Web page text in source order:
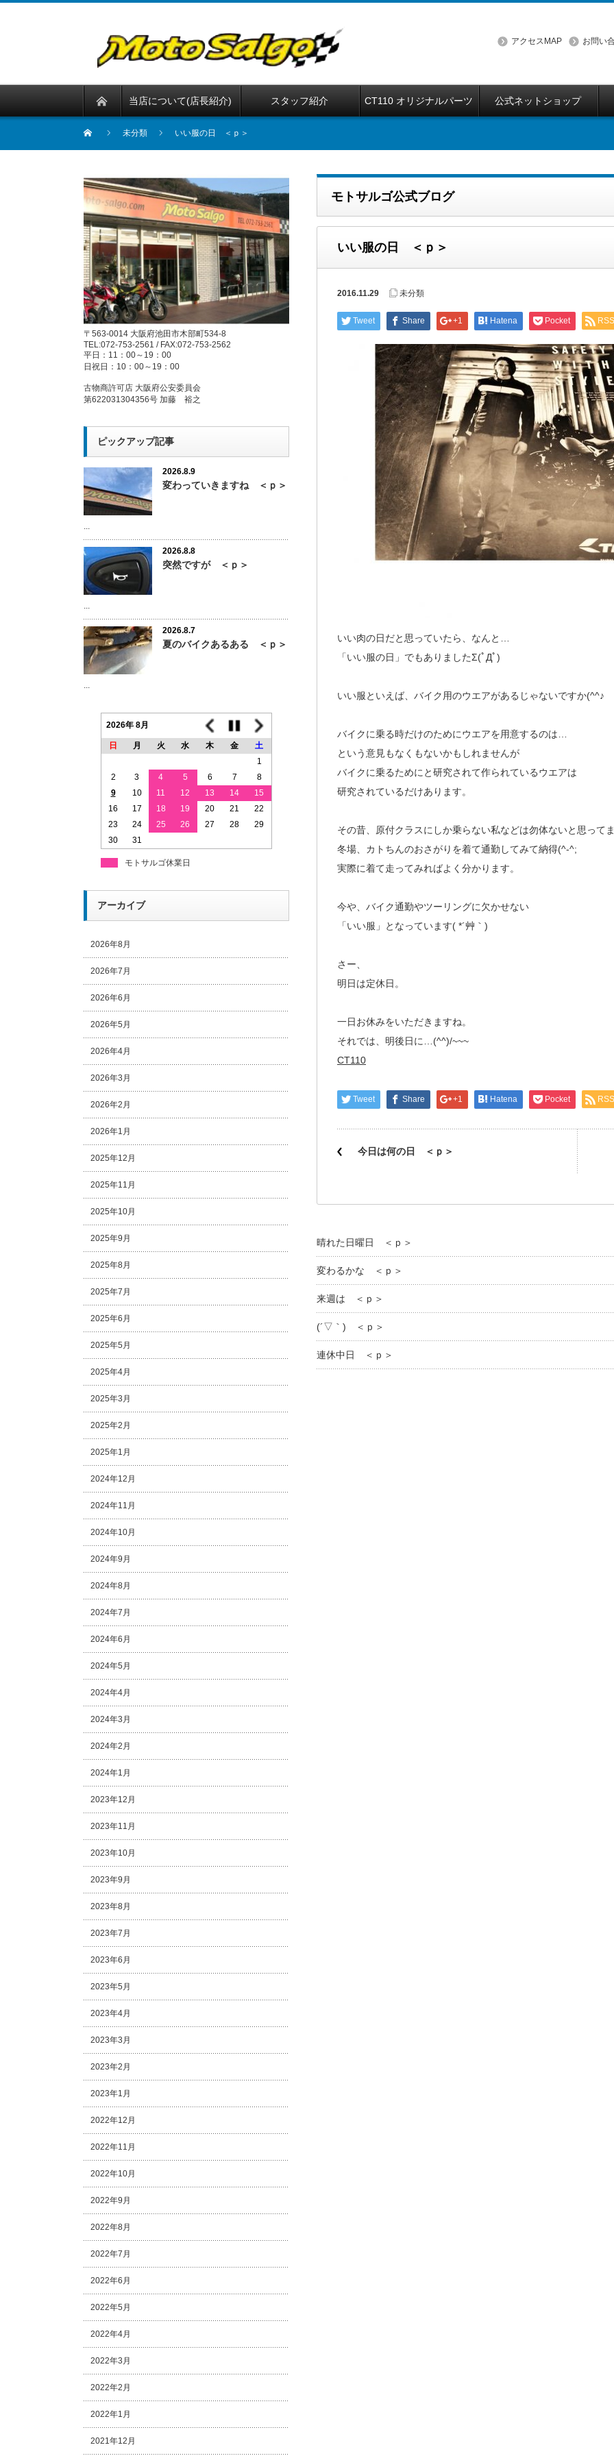
アクセスMAP お問い
当店について(店長紹介) スタッフ紹介 CT110 オリジナルパーツ 公式ネットショップ
未分類 いい服の日 ＜ｐ＞
モトサルゴ公式ブログ
いい服の日 ＜ｐ＞
2016.11.29 未分類
Tweet Share +1 Hatena Pocket RSS
いい肉の日だと思っていたら、なんと…
「いい服の日」でもありましたΣ(ﾟДﾟ)
いい服といえば、バイク用のウエアがあるじゃないですか(^^♪
バイクに乗る時だけのためにウエアを用意するのは…
という意見もなくもないかもしれませんが
バイクに乗るためにと研究されて作られているウエアは
研究されているだけあります。
その昔、原付クラスにしか乗らない私などは勿体ないと思って
冬場、カトちんのおさがりを着て通勤してみて納得(^-^;
実際に着て走ってみればよく分かります。
今や、バイク通勤やツーリングに欠かせない
「いい服」となっています( *´艸｀)
さー、
明日は定休日。
一日お休みをいただきますね。
それでは、明後日に…(^^)/~~~
CT110
Tweet Share +1 Hatena Pocket RSS
今日は何の日 ＜ｐ＞
晴れた日曜日 ＜ｐ＞
変わるかな ＜ｐ＞
来週は ＜ｐ＞
(´▽｀) ＜ｐ＞
連休中日 ＜ｐ＞
〒563-0014 大阪府池田市木部町534-8
TEL:072-753-2561 / FAX:072-753-2562
平日：11：00～19：00
日祝日：10：00～19：00
古物商許可店 大阪府公安委員会
第622031304356号 加藤 裕之
ピックアップ記事
2026.8.9
変わっていきますね ＜ｐ＞
...
2026.8.8
突然ですが ＜ｐ＞
...
2026.8.7
夏のバイクあるある ＜ｐ＞
...
2026年 8月
日 月 火 水 木 金
土
1
2
3 4 5 6 7
8
9
10 11 12 13 14
15
16
17 18 19 20 21
22
23
24 25 26 27 28
29
30
31
モトサルゴ休業日
アーカイブ
2026年8月
2026年7月
2026年6月
2026年5月
2026年4月
2026年3月
2026年2月
2026年1月
2025年12月
2025年11月
2025年10月
2025年9月
2025年8月
2025年7月
2025年6月
2025年5月
2025年4月
2025年3月
2025年2月
2025年1月
2024年12月
2024年11月
2024年10月
2024年9月
2024年8月
2024年7月
2024年6月
2024年5月
2024年4月
2024年3月
2024年2月
2024年1月
2023年12月
2023年11月
2023年10月
2023年9月
2023年8月
2023年7月
2023年6月
2023年5月
2023年4月
2023年3月
2023年2月
2023年1月
2022年12月
2022年11月
2022年10月
2022年9月
2022年8月
2022年7月
2022年6月
2022年5月
2022年4月
2022年3月
2022年2月
2022年1月
2021年12月